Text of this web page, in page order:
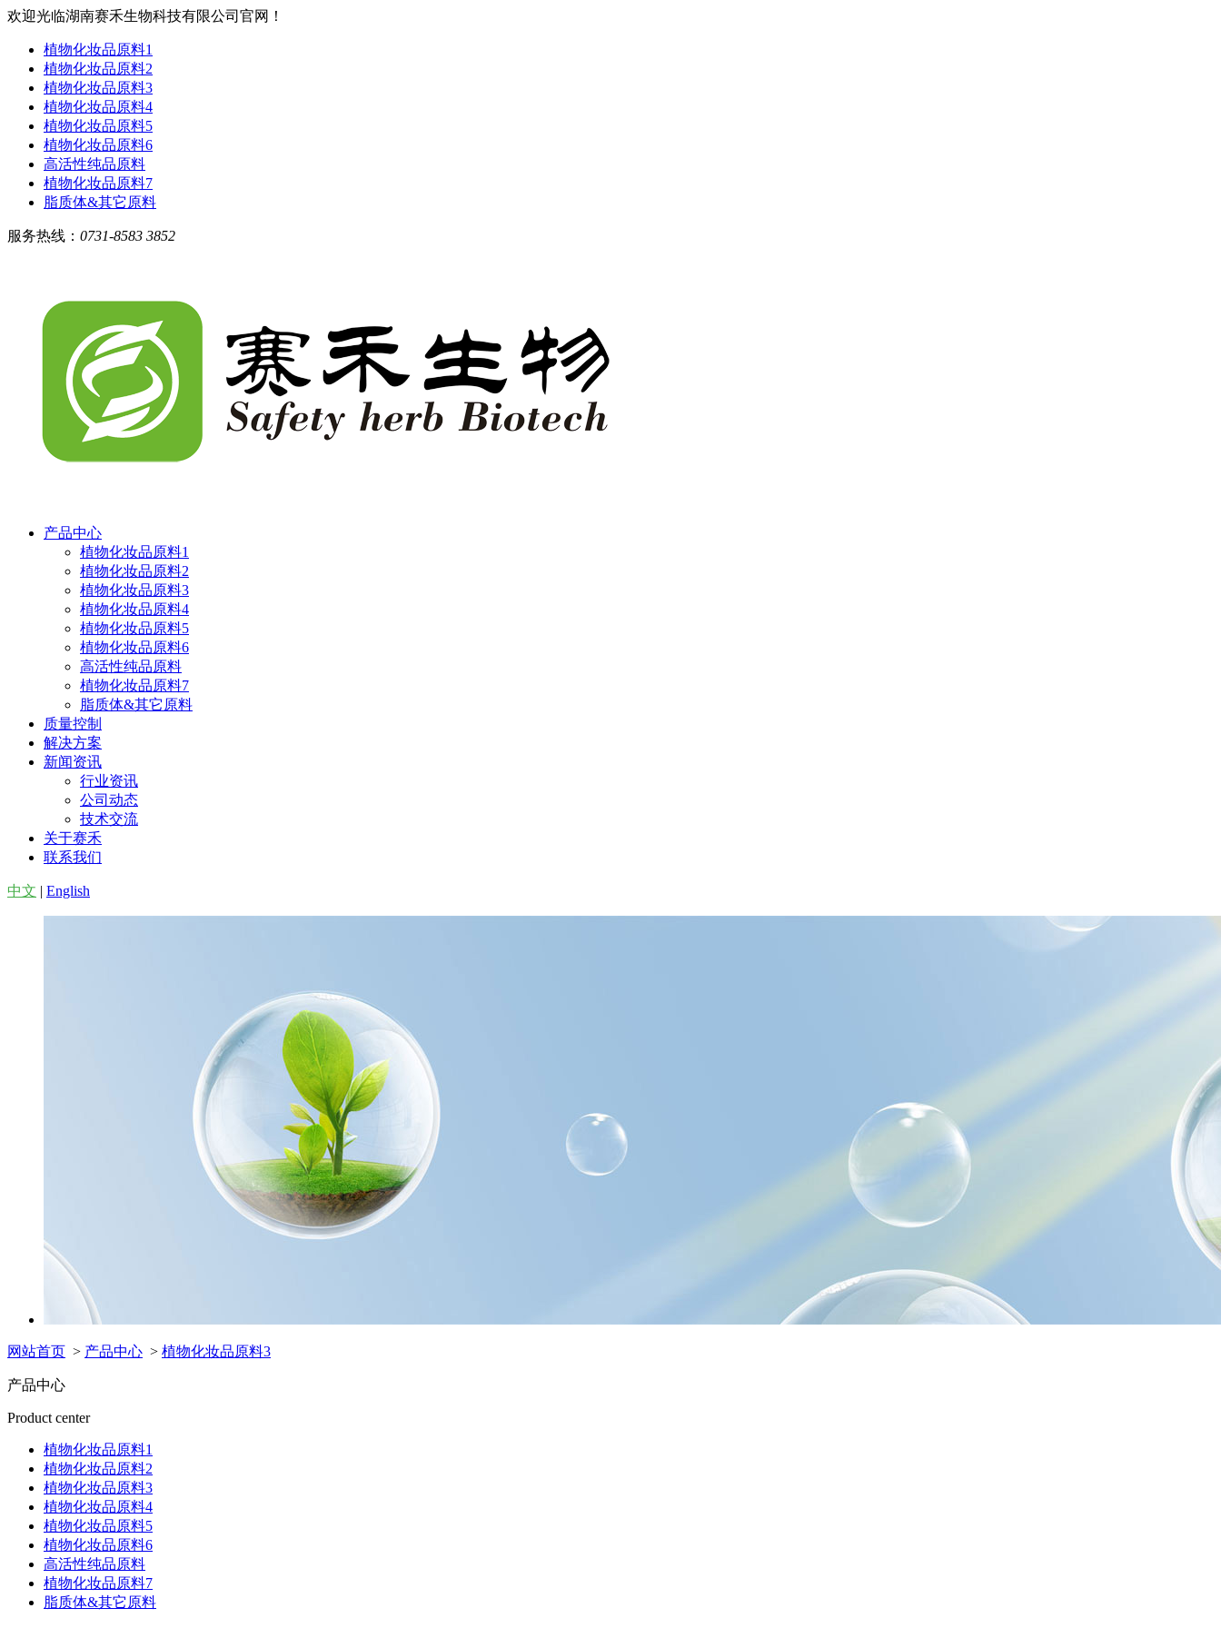
欢迎光临湖南赛禾生物科技有限公司官网！
植物化妆品原料1
植物化妆品原料2
植物化妆品原料3
植物化妆品原料4
植物化妆品原料5
植物化妆品原料6
高活性纯品原料
植物化妆品原料7
脂质体&其它原料
服务热线： 0731-8583 3852
产品中心
植物化妆品原料1
植物化妆品原料2
植物化妆品原料3
植物化妆品原料4
植物化妆品原料5
植物化妆品原料6
高活性纯品原料
植物化妆品原料7
脂质体&其它原料
质量控制
解决方案
新闻资讯
行业资讯
公司动态
技术交流
关于赛禾
联系我们
中文 | English
网站首页 > 产品中心 > 植物化妆品原料3
产品中心
Product center
植物化妆品原料1
植物化妆品原料2
植物化妆品原料3
植物化妆品原料4
植物化妆品原料5
植物化妆品原料6
高活性纯品原料
植物化妆品原料7
脂质体&其它原料